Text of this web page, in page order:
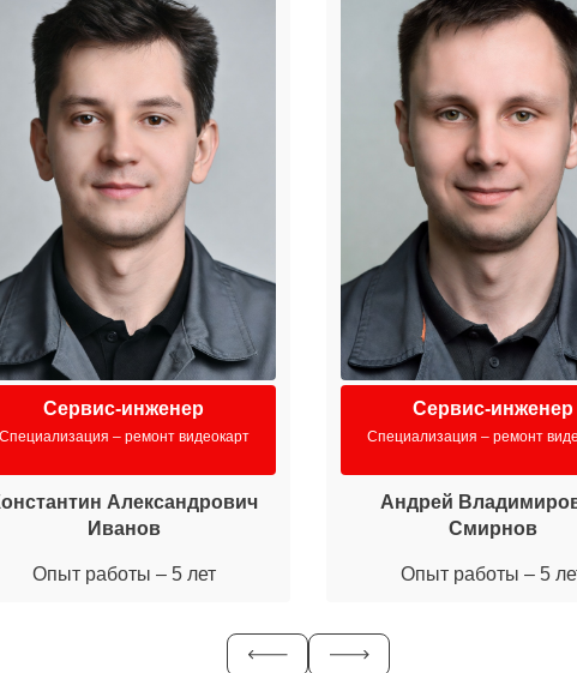
Сервис-инженер
Специализация – ремонт видеокарт
Александрович
Иванов
Опыт работы – 5 лет
Сервис-инженер
Специализация – ремонт
Андрей
Смирнов
Опыт работы – 5